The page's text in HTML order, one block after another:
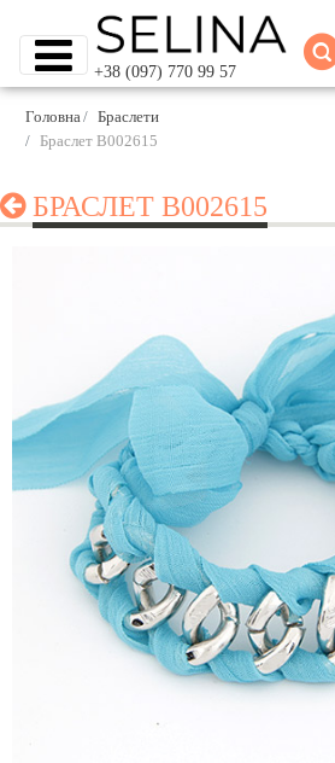
+38 (097) 770 99 57
Головна
Браслети
Браслет B002615
БРАСЛЕТ B002615